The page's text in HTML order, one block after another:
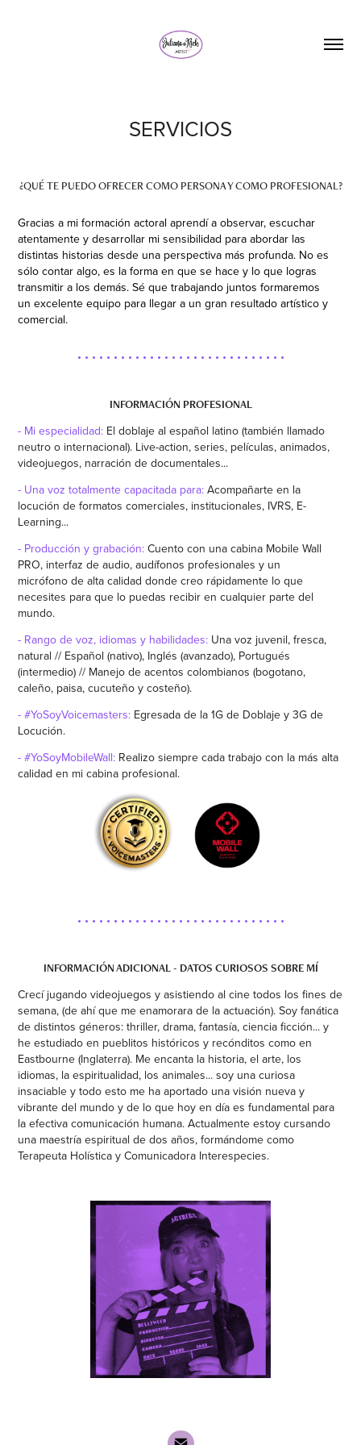
SERVICIOS
¿QUÉ TE PUEDO OFRECER COMO PERSONA Y COMO PROFESIONAL?
Gracias a mi formación actoral aprendí a observar, escuchar
atentamente y desarrollar mi sensibilidad para abordar las
distintas historias desde una perspectiva más profunda. No es
sólo contar algo, es la forma en que se hace y lo que logras
transmitir a los demás. Sé que trabajando juntos formaremos
un excelente equipo para llegar a un gran resultado artístico y
comercial.
• • • • • • • • • • • • • • • • • • • • • • • • • • • • •
INFORMACIÓN PROFESIONAL
- Mi especialidad: El doblaje al español latino (también llamado
neutro o internacional). Live-action, series, películas, animados,
videojuegos, narración de documentales...
- Una voz totalmente capacitada para:Acompañarte en la
locución de formatos comerciales, institucionales, IVRS, E-
Learning...
- Producción y grabación:Cuento con una cabina Mobile Wall
PRO, interfaz de audio, audífonos profesionales y un
micrófono de alta calidad donde creo rápidamente lo que
necesites para que lo puedas recibir en cualquier parte del
mundo.
- Rango de voz, idiomas y habilidades: Una voz juvenil, fresca,
natural // Español (nativo), Inglés (avanzado), Portugués
(intermedio) // Manejo de acentos colombianos (bogotano,
caleño, paisa, cucuteño y costeño).
- #YoSoyVoicemasters: Egresada de la 1G de Doblaje y 3G de
Locución.
- #YoSoyMobileWall: Realizo siempre cada trabajo con la más alta
calidad en mi cabina profesional.
• • • • • • • • • • • • • • • • • • • • • • • • • • • • •
INFORMACIÓN ADICIONAL - DATOS CURIOSOS SOBRE MÍ
Crecí jugando videojuegos y asistiendo al cine todos los fines de
semana, (de ahí que me enamorara de la actuación). Soy fanática
de distintos géneros: thriller, drama, fantasía, ciencia ficción... y
he estudiado en pueblitos históricos y recónditos como en
Eastbourne (Inglaterra). Me encanta la historia, el arte, los
idiomas, la espiritualidad, los animales... soy una curiosa
insaciable y todo esto me ha aportado una visión nueva y
vibrante del mundo y de lo que hoy en día es fundamental para
la efectiva comunicación humana. Actualmente estoy cursando
una maestría espiritual de dos años, formándome como
Terapeuta Holística y Comunicadora Interespecies.